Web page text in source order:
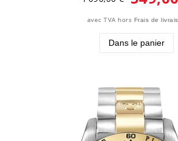
avec TVA hors Frais de
Dans le panier